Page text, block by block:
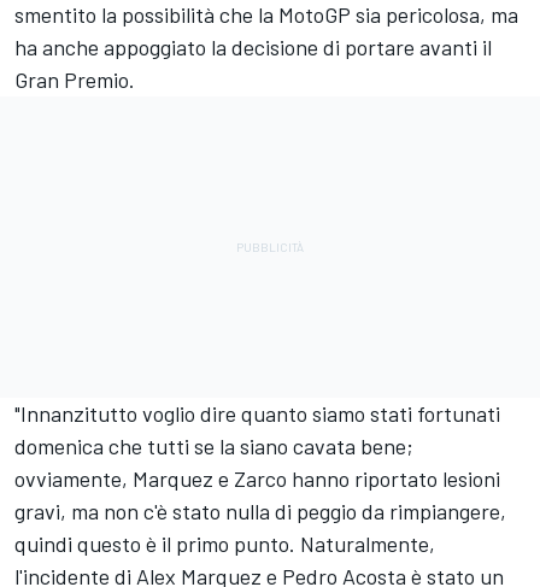
smentito la possibilità che la MotoGP sia pericolosa, ma
ha anche appoggiato la decisione di portare avanti il
Gran Premio.
"Innanzitutto voglio dire quanto siamo stati fortunati
domenica che tutti se la siano cavata bene;
ovviamente, Marquez e Zarco hanno riportato lesioni
gravi, ma non c'è stato nulla di peggio da rimpiangere,
quindi questo è il primo punto. Naturalmente,
l'incidente di Alex Marquez e Pedro Acosta è stato un